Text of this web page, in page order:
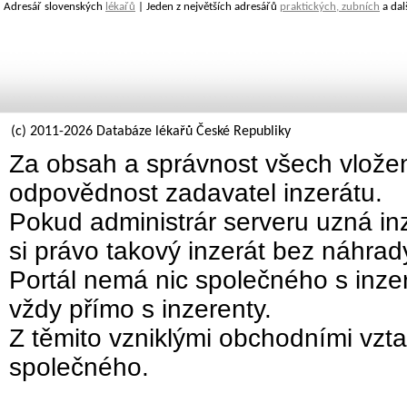
Adresář slovenských lékařů | Jeden z největších adresářů praktických, zubních a
(c) 2011-2026 Databáze lékařů České Republiky
Za obsah a správnost všech
odpovědnost zadavatel inzerátu.
Pokud administrár serveru uzná
si právo takový inzerát bez
Portál nemá nic společného s
vždy přímo s inzerenty.
Z těmito vzniklými obchodními
společného.